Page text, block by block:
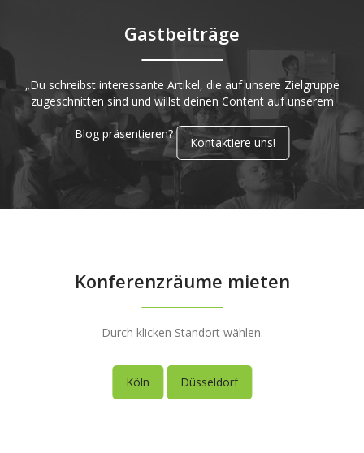
Gastbeiträge
„Du schreibst interessante Artikel, die auf unsere Zielgruppe
zugeschnitten sind und willst deinen Content auf unserem
Blog präsentieren?
Kontaktiere uns!
Konferenzräume mieten
Durch klicken Standort wählen.
Köln Düsseldorf